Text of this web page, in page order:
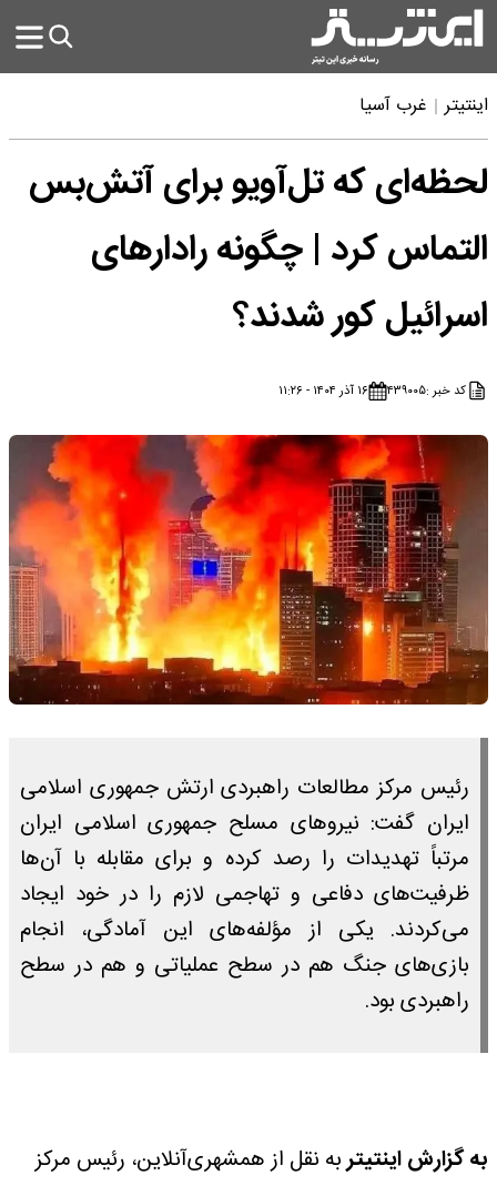
اینتیتر غرب آسیا
لحظه‌ای که تل‌آویو برای آتش‌بس
التماس کرد | چگونه رادارهای
اسرائیل کور شدند؟
کد خبر :۴۳۹۰۰۵ ۱۶ آذر ۱۴۰۴ - ۱۱:۲۶
رئیس مرکز مطالعات راهبردی ارتش جمهوری اسلامی
ایران گفت: نیروهای مسلح جمهوری اسلامی ایران
مرتباً تهدیدات را رصد کرده و برای مقابله با آن‌ها
ظرفیت‌های دفاعی و تهاجمی لازم را در خود ایجاد
می‌کردند. یکی از مؤلفه‌های این آمادگی، انجام
بازی‌های جنگ هم در سطح عملیاتی و هم در سطح
راهبردی بود.
به گزارش اینتیتربه نقل از همشهری‌آنلاین، رئیس مرکز